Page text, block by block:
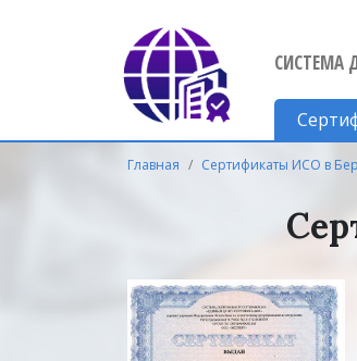
СИСТЕМА
Главная Сертификаты ИСО в